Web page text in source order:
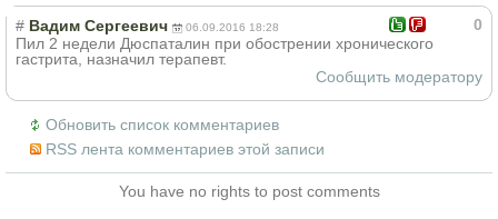
0
# Вадим Сергеевич 06.09.2016 18:28
Пил 2 недели Дюспаталин при обострении хронического
гастрита, назначил терапевт.
Сообщить модератору
Обновить список комментариев
RSS лента комментариев этой записи
You have no rights to post comments